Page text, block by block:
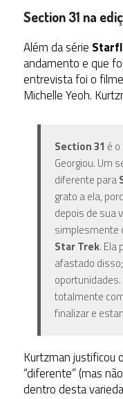
Section 31 na
Além da série
andamento e que
entrevista foi o filme
Michelle Yeoh.
Section 31 é
Georgiou. Um
diferente para
grato a ela,
depois de sua
simplesmente
Star Trek. Ela
afastado
totalmente
finalizar e
Kurtzman justificou
“diferente” (mas
dentro desta